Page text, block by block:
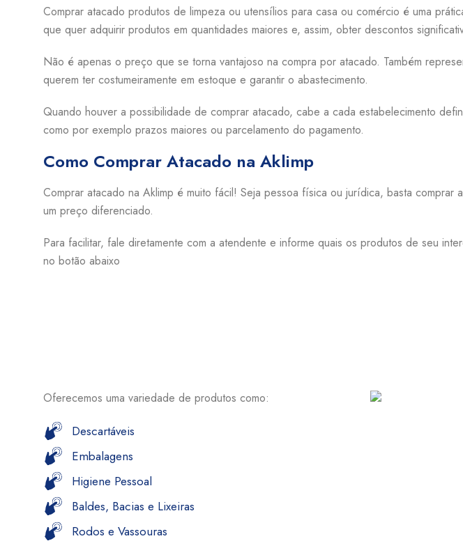
Comprar atacado produtos de limpeza ou utensílios para casa ou comércio é uma
que quer adquirir produtos em quantidades maiores e, assim, obter descontos
Não é apenas o preço que se torna vantajoso na compra por atacado. Também
querem ter costumeiramente em estoque e garantir o abastecimento.
Quando houver a possibilidade de comprar atacado, cabe a cada estabelecimento
como por exemplo prazos maiores ou parcelamento do pagamento.
Como Comprar Atacado na Aklimp
Comprar atacado na Aklimp é muito fácil! Seja pessoa física ou jurídica, basta
um preço diferenciado.
Para facilitar, fale diretamente com a atendente e informe quais os produtos de seu
no botão abaixo
Oferecemos uma variedade de produtos como:
Descartáveis
Embalagens
Higiene Pessoal
Baldes, Bacias e Lixeiras
Rodos e Vassouras